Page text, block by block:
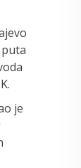
je